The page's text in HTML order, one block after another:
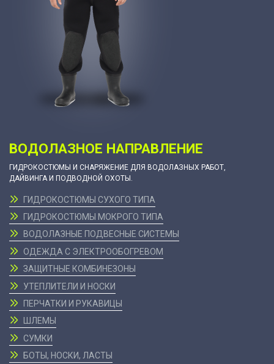
ВОДОЛАЗНОЕ НАПРАВЛЕНИЕ
ГИДРОКОСТЮМЫ И СНАРЯЖЕНИЕ ДЛЯ ВОДОЛАЗНЫХ РАБОТ,
ДАЙВИНГА И ПОДВОДНОЙ ОХОТЫ.
ГИДРОКОСТЮМЫ СУХОГО ТИПА
ГИДРОКОСТЮМЫ МОКРОГО ТИПА
ВОДОЛАЗНЫЕ ПОДВЕСНЫЕ СИСТЕМЫ
ОДЕЖДА С ЭЛЕКТРООБОГРЕВОМ
ЗАЩИТНЫЕ КОМБИНЕЗОНЫ
УТЕПЛИТЕЛИ И НОСКИ
ПЕРЧАТКИ И РУКАВИЦЫ
ШЛЕМЫ
СУМКИ
БОТЫ, НОСКИ, ЛАСТЫ